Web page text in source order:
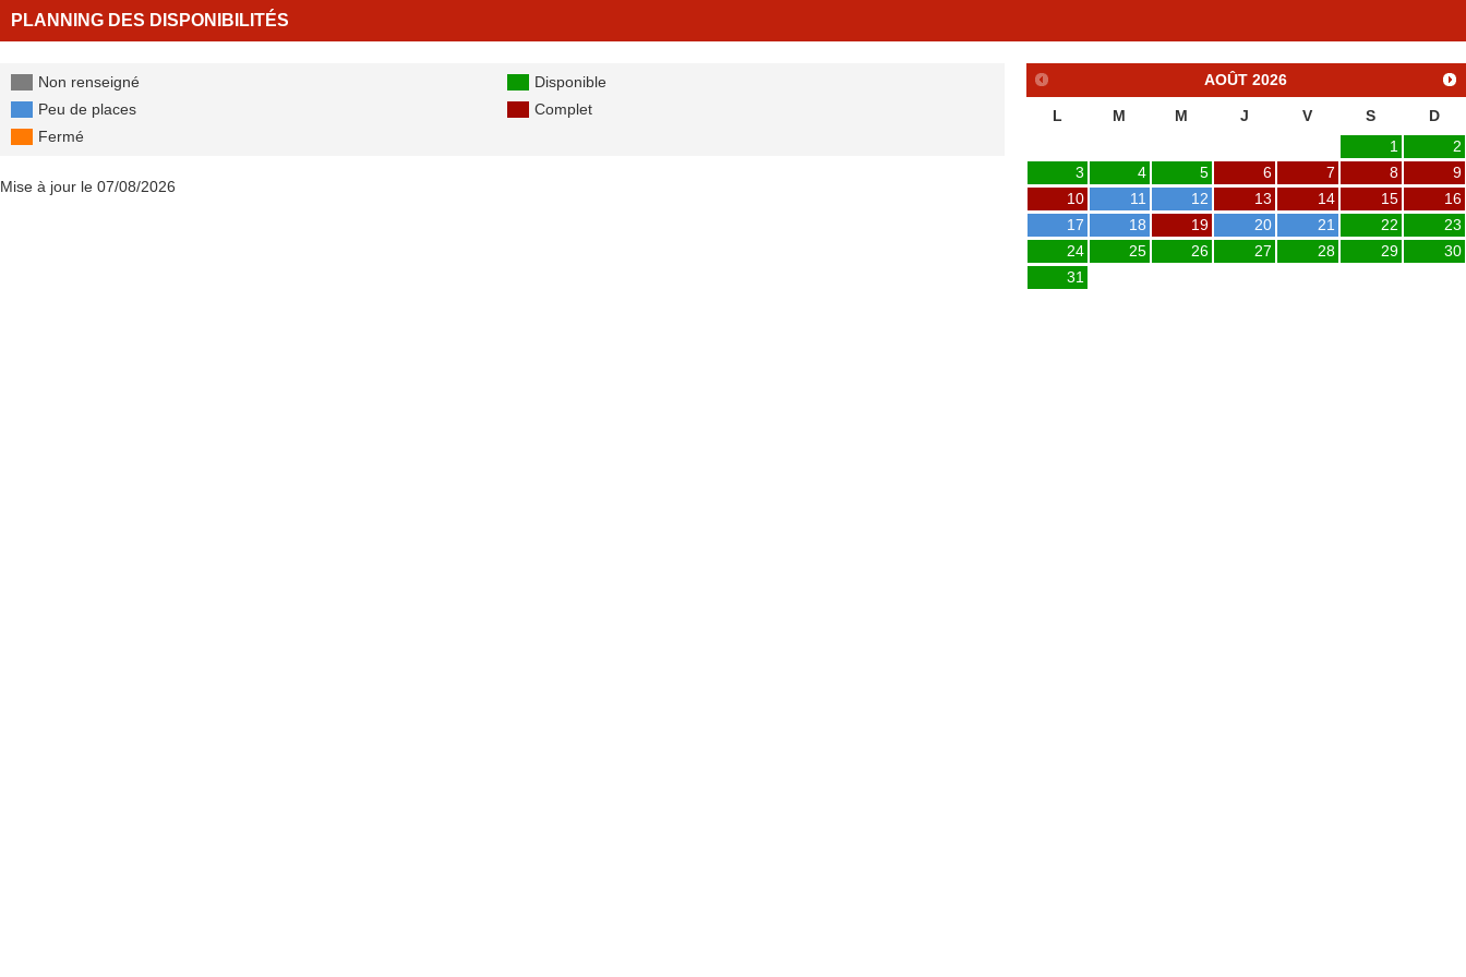
PLANNING DES DISPONIBILITÉS
Non renseigné
Disponible
Peu de places
Complet
Fermé
AOÛT 2026
L M M J V S
D
1
2
3
4 5 6 7 8
9
10
11 12 13 14 15
16
17
18 19 20 21 22
23
24
25 26 27 28 29
30
31
Mise à jour le 07/08/2026